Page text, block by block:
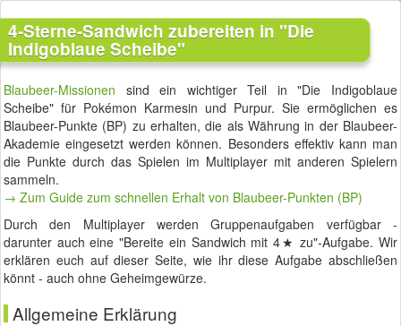
4-Sterne-Sandwich zubereiten in "Die
Indigoblaue Scheibe"
Blaubeer-Missionen sind ein wichtiger Teil in "Die Indigoblaue
Scheibe" für Pokémon Karmesin und Purpur. Sie ermöglichen es
Blaubeer-Punkte (BP) zu erhalten, die als Währung in der Blaubeer-
Akademie eingesetzt werden können. Besonders effektiv kann man
die Punkte durch das Spielen im Multiplayer mit anderen Spielern
sammeln.
→ Zum Guide zum schnellen Erhalt von Blaubeer-Punkten (BP)
Durch den Multiplayer werden Gruppenaufgaben verfügbar -
darunter auch eine "Bereite ein Sandwich mit 4★ zu"-Aufgabe. Wir
erklären euch auf dieser Seite, wie ihr diese Aufgabe abschließen
könnt - auch ohne Geheimgewürze.
Allgemeine Erklärung